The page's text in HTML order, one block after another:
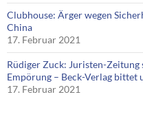
Clubhouse: Ärger wegen
China
17. Februar 2021
Rüdiger Zuck: Juristen-
Empörung – Beck-Verlag bittet
17. Februar 2021